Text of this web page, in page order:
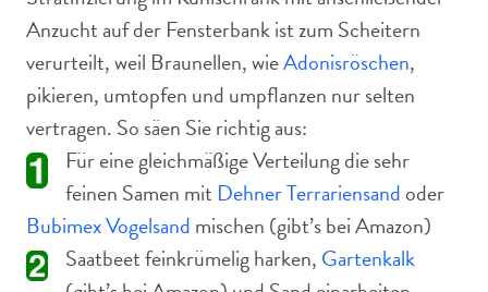
Anzucht auf der Fensterbank ist zum Scheitern
verurteilt, weil Braunellen, wieAdonisröschen,
pikieren, umtopfen und umpflanzen nur selten
vertragen. So säen Sie richtig aus:
Für eine gleichmäßige Verteilung die sehr
feinen Samen mit Dehner Terrariensand oder
Bubimex Vogelsand mischen (gibt’s bei Amazon)
Saatbeet feinkrümelig harken, Gartenkalk